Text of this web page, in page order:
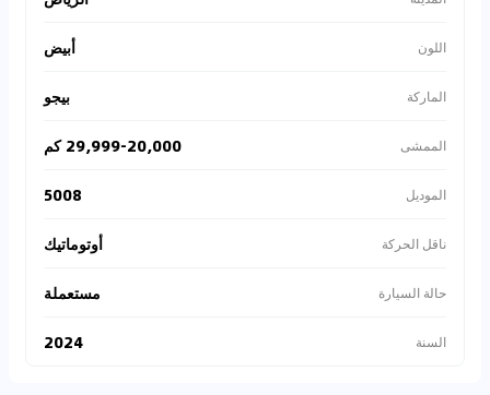
اللون أبيض
الماركة بيجو
الممشى 29,999-20,000 كم
الموديل 5008
ناقل الحركة أوتوماتيك
حالة السيارة مستعملة
السنة 2024